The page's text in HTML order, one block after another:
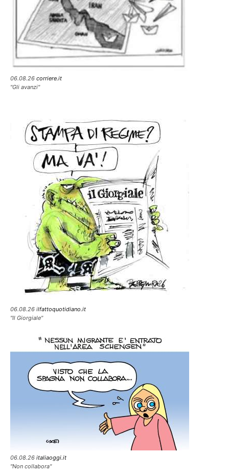
06.08.26 corriere.it
"Gli avanzi"
06.08.26 ilfattoquotidiano.it
"Il Giorgiale"
06.08.26 italiaoggi.it
"Non collabora"